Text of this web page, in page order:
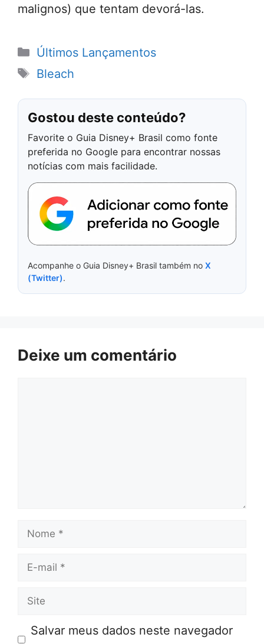
malignos) que tentam devorá-las.
Categorias
Últimos Lançamentos
Tags
Bleach
Gostou deste conteúdo?
Favorite o Guia Disney+ Brasil como fonte
preferida no Google para encontrar nossas
notícias com mais facilidade.
Acompanhe o Guia Disney+ Brasil também no X
(Twitter).
Deixe um comentário
Nome
E-
Site
Salvar meus dados neste navegador